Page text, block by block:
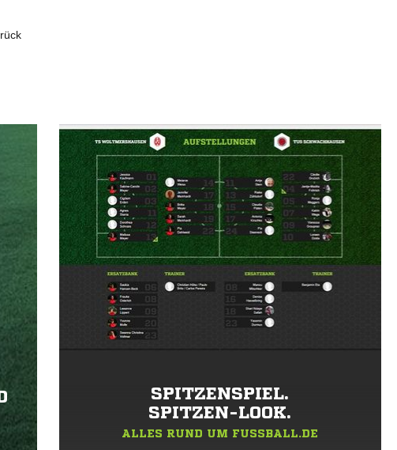
SPITZENSPIEL.
SPITZEN-LOOK.
ALLES RUND UM FUSSBALL.DE